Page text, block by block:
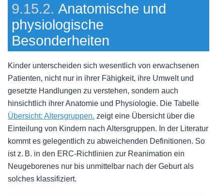
9.15.2. Anatomische und
physiologische
Besonderheiten
Kinder unterscheiden sich wesentlich von erwachsenen
Patienten, nicht nur in ihrer Fähigkeit, ihre Umwelt und
gesetzte Handlungen zu verstehen, sondern auch
hinsichtlich ihrer Anatomie und Physiologie. Die Tabelle
Übersicht: Altersgruppen. zeigt eine Übersicht über die
Einteilung von Kindern nach Altersgruppen. In der Literatur
kommt es gelegentlich zu abweichenden Definitionen. So
ist z. B. in den ERC-Richtlinien zur Reanimation ein
Neugeborenes nur bis unmittelbar nach der Geburt als
solches klassifiziert.